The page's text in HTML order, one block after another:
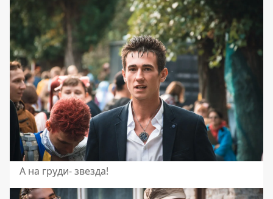
А на груди- звезда!